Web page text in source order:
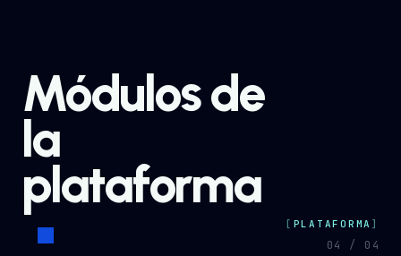
Módulos de
la
plataforma
PLATAFORMA
04 / 04